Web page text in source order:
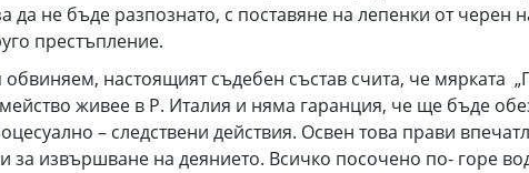
да не бъде разпознато, с поставяне на лепенки от черен
престъпление.
настоящият съдебен състав счита, че мярката
живее в Р. Италия и няма гаранция, че ще бъде
– следствени действия. Освен това прави
за извършване на деянието. Всичко посочено по- горе